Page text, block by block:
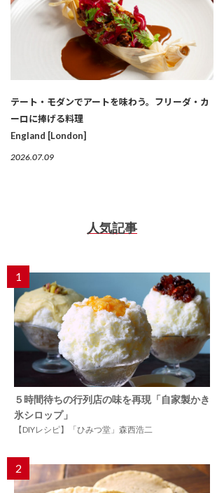
テート・モダンでアートを味わう。フリーダ・カ
ーロに捧げる料理
England [London]
2026.07.09
人気記事
1
５時間待ちの行列店の味を再現「自家製かき
氷シロップ」
【DIYレシピ】「ひみつ堂」森西浩二
2